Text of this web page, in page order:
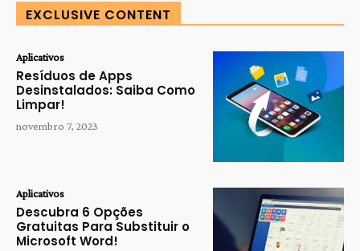
EXCLUSIVE CONTENT
Aplicativos
Resíduos de Apps
Desinstalados: Saiba Como
Limpar!
novembro 7, 2023
Aplicativos
Descubra 6 Opções
Gratuitas Para Substituir o
Microsoft Word!